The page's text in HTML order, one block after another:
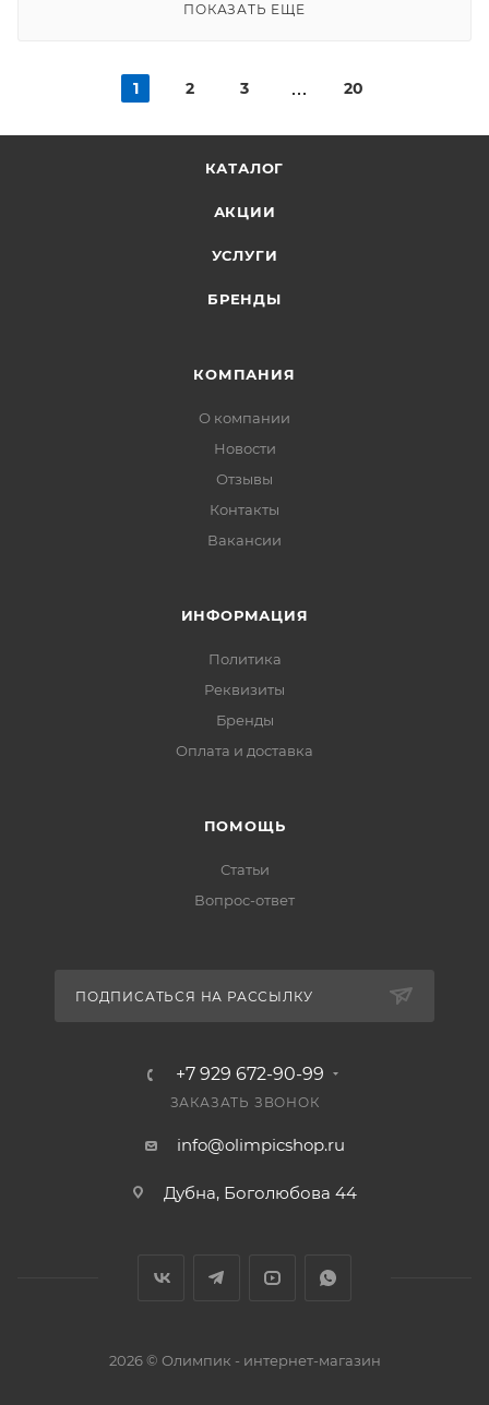
ПОКАЗАТЬ ЕЩЕ
1 2 3 20
КАТАЛОГ
АКЦИИ
УСЛУГИ
БРЕНДЫ
КОМПАНИЯ
О компании
Новости
Отзывы
Контакты
Вакансии
ИНФОРМАЦИЯ
Политика
Реквизиты
Бренды
Оплата и доставка
ПОМОЩЬ
Статьи
Вопрос-ответ
ПОДПИСАТЬСЯ НА РАССЫЛКУ
+7 929 672-90-99
ЗАКАЗАТЬ ЗВОНОК
info@olimpicshop.ru
Дубна, Боголюбова 44
2026 © Олимпик - интернет-магазин